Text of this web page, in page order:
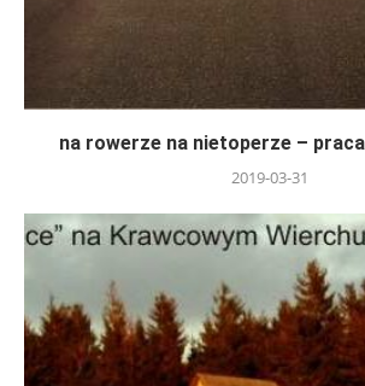
na rowerze na nietoperze –
2019-03-31